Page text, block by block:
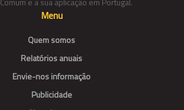
Menu
Quem somos
Relatórios anuais
Envie-nos informação
Publicidade